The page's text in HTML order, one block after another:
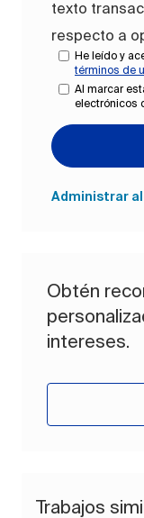
texto
respecto a
He leído y
términos de
Al marcar
electrónicos
Administrar
Obtén
intereses.
Trabajos